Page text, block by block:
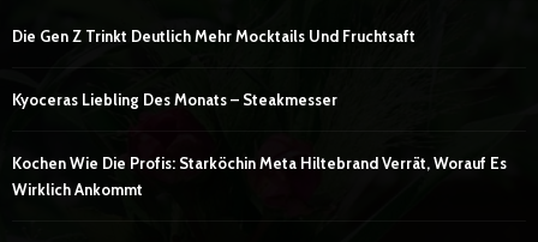
Die Gen Z Trinkt Deutlich Mehr Mocktails Und Fruchtsaft
Kyoceras Liebling Des Monats – Steakmesser
Kochen Wie Die Profis: Starköchin Meta Hiltebrand Verrät, Worauf Es
Wirklich Ankommt